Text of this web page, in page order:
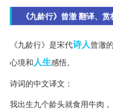
《九龄行》曾澈 翻译、
《九龄行》是宋代诗人曾澈
心境和人生感悟。
诗词的中文译文：
我出生九个龄头就食用牛肉，